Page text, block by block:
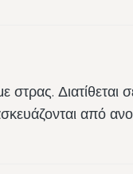
στρας. Διατίθεται
από